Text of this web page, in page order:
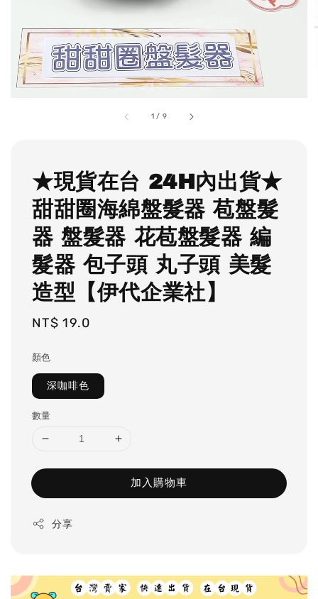
1 / 9
★現貨在台 24H內出貨★
甜甜圈海綿盤髮器 苞盤髮
器 盤髮器 花苞盤髮器 編
髮器 包子頭 丸子頭 美髮
造型【伊代企業社】
Regular
NT$ 19.0
顏色
深咖啡色
數量
加入購物車
分享